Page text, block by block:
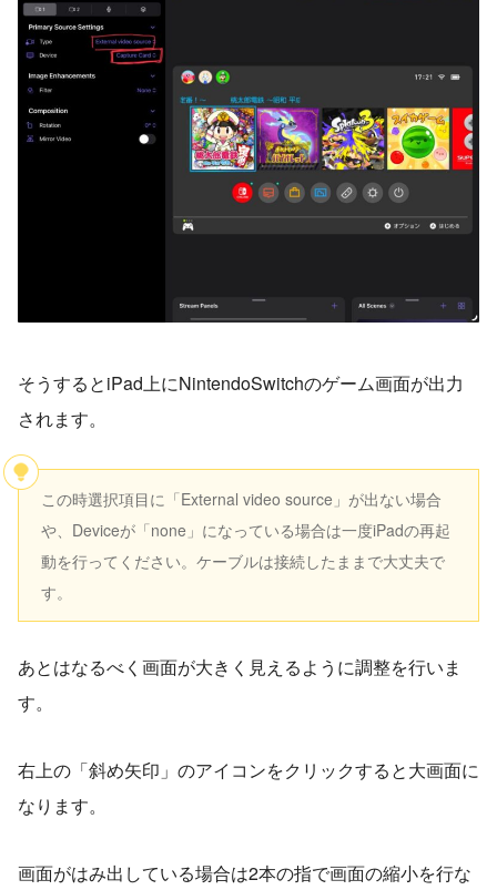
そうするとiPad上にNintendoSwitchのゲーム画面が出力
されます。
この時選択項目に「External video source」が出ない場合
や、Deviceが「none」になっている場合は一度iPadの再起
動を行ってください。ケーブルは接続したままで大丈夫で
す。
あとはなるべく画面が大きく見えるように調整を行いま
す。
右上の「斜め矢印」のアイコンをクリックすると大画面に
なります。
画面がはみ出している場合は2本の指で画面の縮小を行な